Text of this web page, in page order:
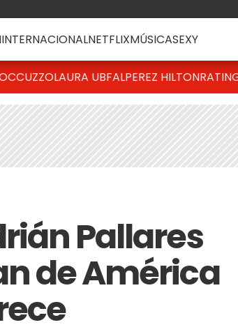
INTERNACIONALNETFLIXMÚSICASEXY
LAURA UBFALPEREZ HILTON
Pallares
de América